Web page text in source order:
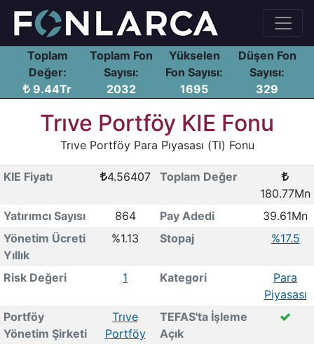
Toplam
Değer:
9.44Tr
Toplam Fon
Sayısı:
2032
Yükselen
Fon Sayısı:
1695
Düşen Fon
Sayısı:
329
Trıve Portföy KIE Fonu
Trıve Portföy Para Pi̇yasası (Tl) Fonu
KIE Fiyatı 4.56407
Toplam Değer
180.77Mn
Yatırımcı Sayısı
864 Pay Adedi
39.61Mn
Yönetim Ücreti
Yıllık
%1.13 Stopaj %17.5
Risk Değeri 1 Kategori
Para
Piyasası
Portföy
Yönetim Şirketi
Trıve
Portföy
TEFAS'ta İşleme
Açık